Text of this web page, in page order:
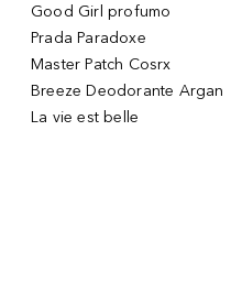
Good Girl profumo
Prada Paradoxe
Master Patch Cosrx
Breeze Deodorante Argan
La vie est belle